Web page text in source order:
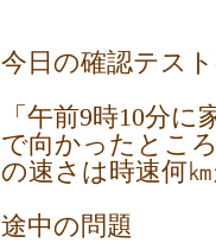
今日の確認テス
「午前9時10分
で向かったとこ
の速さは時速何
途中の問題